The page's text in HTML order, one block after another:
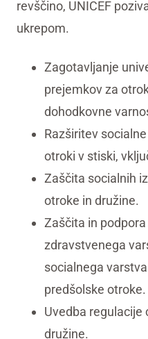
revščino, UNICEF
ukrepom.
Zagotavljanje
prejemkov za
dohodkovne
Razširitev
otroki v stiski,
Zaščita socialnih
otroke in družine.
Zaščita in
zdravstvenega
socialnega
predšolske otroke.
Uvedba regulacije
družine.